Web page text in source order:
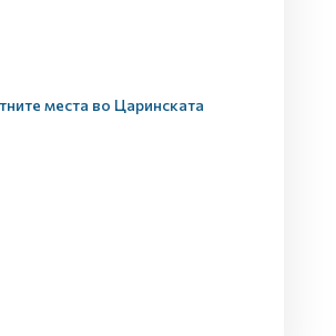
места во Царинската